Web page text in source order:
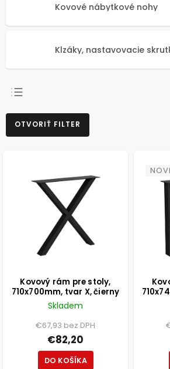
Kovové nábytkové nohy
Klzáky, nastavovacie
NAJPREDÁVANEJŠIE
NAJLACNEJŠIE
OTVORIŤ FILTER
Kovový rám pre stoly,
710x700mm, tvar X, čierny
Skladem
€67,93 bez DPH
€82,20
DO KOŠÍKA